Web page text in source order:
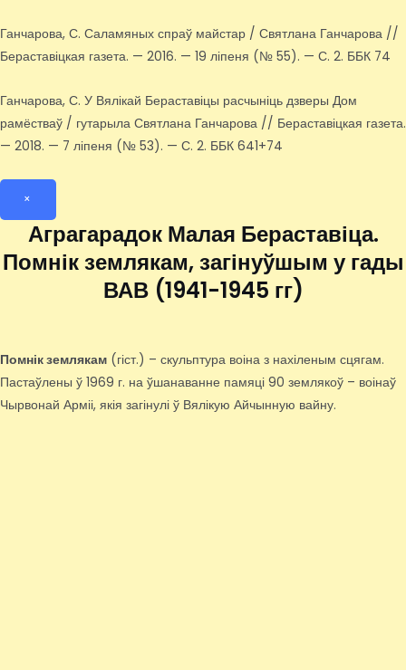
Ганчарова, С. Саламяных спраў майстар / Святлана Ганчарова //
Бераставіцкая газета. — 2016. — 19 ліпеня (№ 55). — С. 2. ББК 74
Ганчарова, С. У Вялікай Бераставіцы расчыніць дзверы Дом
рамёстваў / гутарыла Святлана Ганчарова // Бераставіцкая газета.
— 2018. — 7 ліпеня (№ 53). — С. 2. ББК 641+74
×
Аграгарадок Малая Бераставіца.
Помнік землякам, загінуўшым у гады
ВАВ (1941-1945 гг)
Помнік землякам (гіст.) – скульптура воіна з нахіленым сцягам.
Пастаўлены ў 1969 г. на ўшанаванне памяці 90 землякоў – воінаў
Чырвонай Арміі, якія загінулі ў Вялікую Айчынную вайну.